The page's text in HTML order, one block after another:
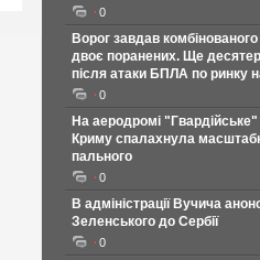
0
Ворог завдав
двоє поранених. Ще
після атаки БПЛА по ринку
0
На аеродромі
Криму спалахнула
пального
0
В адміністрації Вучича
Зеленського до Сербії
0